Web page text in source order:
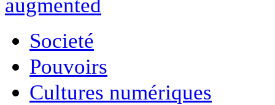
Societé
Pouvoirs
Cultures numériques